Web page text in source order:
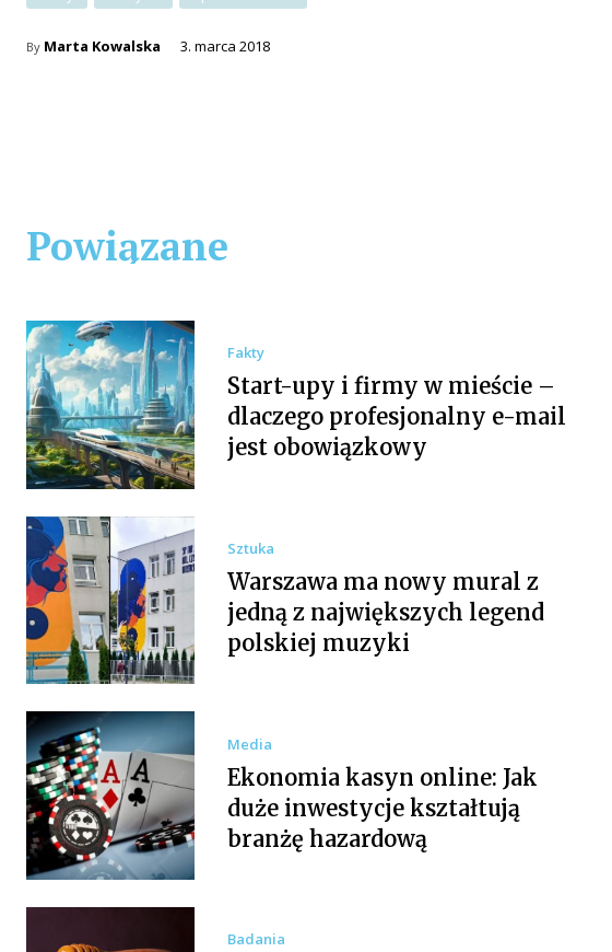
By Marta Kowalska 3. marca 2018
Powiązane
Fakty
Start-upy i firmy w mieście –
dlaczego profesjonalny e-mail
jest obowiązkowy
Sztuka
Warszawa ma nowy mural z
jedną z największych legend
polskiej muzyki
Media
Ekonomia kasyn online: Jak
duże inwestycje kształtują
branżę hazardową
Badania